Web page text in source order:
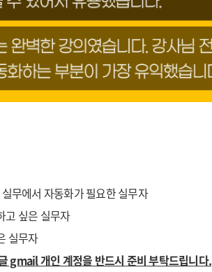
무에서 자동화가 필요한 실무자
고 싶은 실무자
실무자
gmail 개인 계정을 반드시 준비 부탁드립니다.